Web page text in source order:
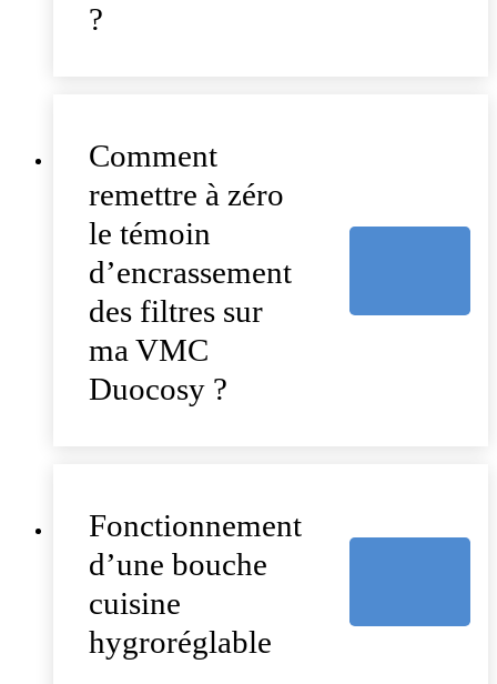
?
Comment
remettre à zéro
le témoin
d’encrassement
des filtres sur
ma VMC
Duocosy ?
Fonctionnement
d’une bouche
cuisine
hygroréglable